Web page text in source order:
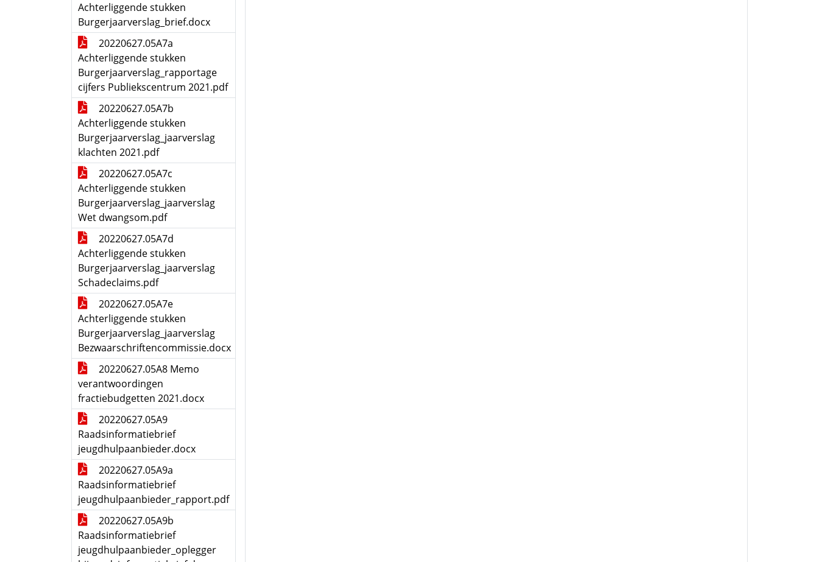
Achterliggende stukken
Burgerjaarverslag_brief.docx
20220627.05A7a
Achterliggende stukken
Burgerjaarverslag_rapportage
cijfers Publiekscentrum 2021.pdf
20220627.05A7b
Achterliggende stukken
Burgerjaarverslag_jaarverslag
klachten 2021.pdf
20220627.05A7c
Achterliggende stukken
Burgerjaarverslag_jaarverslag
Wet dwangsom.pdf
20220627.05A7d
Achterliggende stukken
Burgerjaarverslag_jaarverslag
Schadeclaims.pdf
20220627.05A7e
Achterliggende stukken
Burgerjaarverslag_jaarverslag
Bezwaarschriftencommissie.docx
20220627.05A8 Memo
verantwoordingen
fractiebudgetten 2021.docx
20220627.05A9
Raadsinformatiebrief
jeugdhulpaanbieder.docx
20220627.05A9a
Raadsinformatiebrief
jeugdhulpaanbieder_rapport.pdf
20220627.05A9b
Raadsinformatiebrief
jeugdhulpaanbieder_oplegger